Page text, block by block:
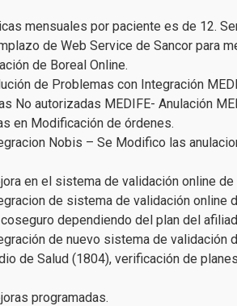
mensuales por paciente es de 12.
de Web Service de Sancor para
de Boreal Online.
de Problemas con Integración
No autorizadas MEDIFE- Anulación
en Modificación de órdenes.
Nobis – Se Modifico las
en el sistema de validación online de
de sistema de validación online
dependiendo del plan del
de nuevo sistema de validación
de Salud (1804), verificación de
programadas.